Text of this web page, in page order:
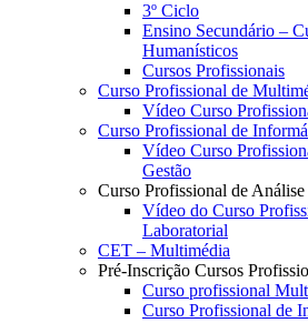
3º Ciclo
Ensino Secundário –
Humanísticos
Cursos Profissionais
Curso Profissional de
Vídeo Curso
Curso Profissional de
Vídeo Curso
Gestão
Curso Profissional de
Vídeo do Curso
Laboratorial
CET – Multimédia
Pré-Inscrição Cursos
Curso profissional
Curso Profissional de